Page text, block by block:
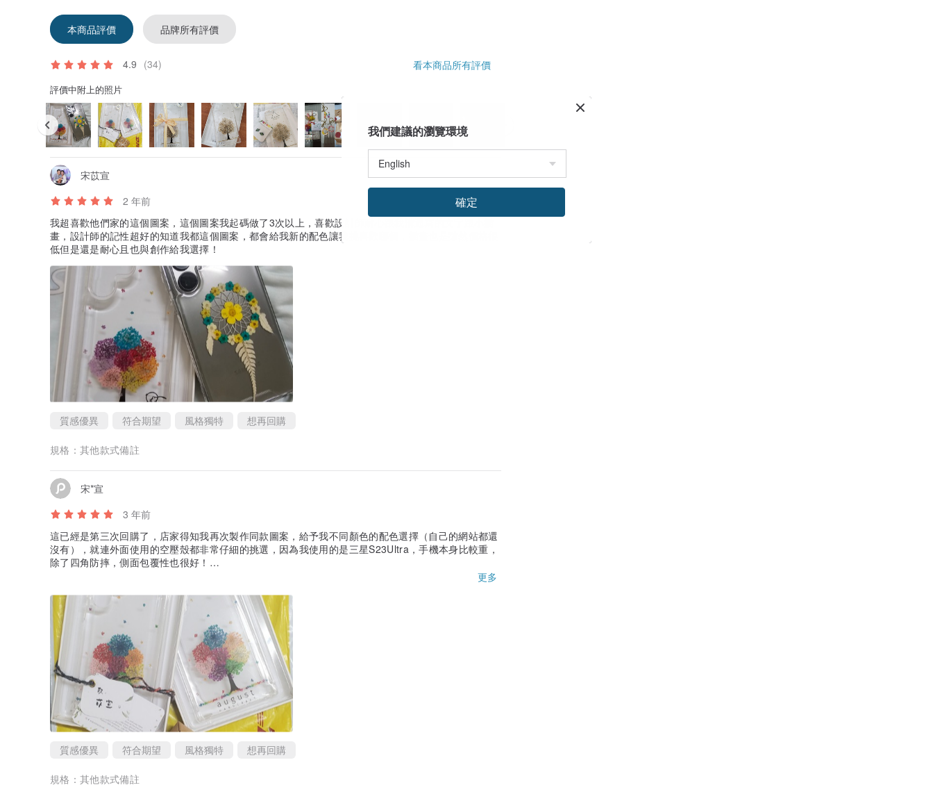
本商品評價 品牌所有評價
4.9 (34) 看本商品所有評價
評價中附上的照片
宋苡宣
2 年前
我超喜歡他們家的這個圖案，這個圖案我起碼做了3次以上，喜歡設計師耐心跟我溝通寫的文字跟小插
畫，設計師的記性超好的知道我都這個圖案，都會給我新的配色讓我挑喜歡哪個，插畫也是雖然價格很
低但是還是耐心且也與創作給我選擇！
質感優異 符合期望 風格獨特 想再回購
規格：其他款式備註
宋*宣
3 年前
這已經是第三次回購了，店家得知我再次製作同款圖案，給予我不同顏色的配色選擇（自己的網站都還
沒有），就連外面使用的空壓殼都非常仔細的挑選，因為我使用的是三星S23Ultra，手機本身比較重，
除了四角防摔，側面包覆性也很好！
更多
質感優異 符合期望 風格獨特 想再回購
規格：其他款式備註
我們建議的瀏覽環境
確定